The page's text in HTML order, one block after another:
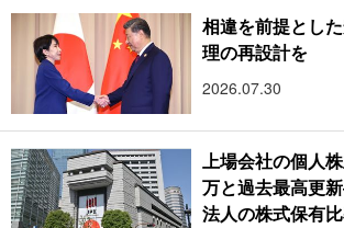
相違を前提とし
理の再設計を
2026.07.30
上場会社の個人
万と過去最高更
法人の株式保有